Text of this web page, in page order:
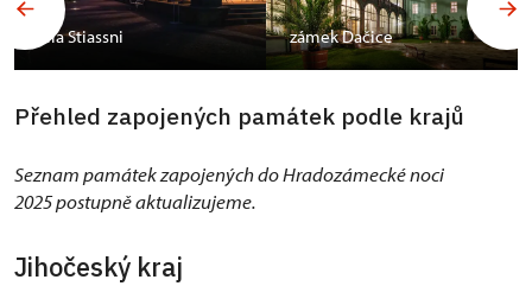
vila Stiassni zámek Dačice
Přehled zapojených památek podle krajů
Seznam památek zapojených do Hradozámecké noci
2025 postupně aktualizujeme.
Jihočeský kraj